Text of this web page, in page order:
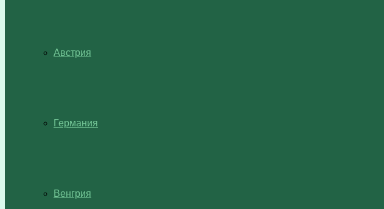
Австрия
Германия
Венгрия